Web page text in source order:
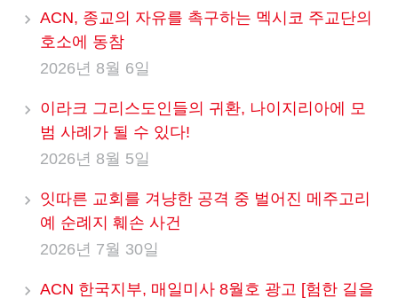
ACN, 종교의 자유를 촉구하는 멕시코 주교단의
호소에 동참
2026년 8월 6일
이라크 그리스도인들의 귀환, 나이지리아에 모
범 사례가 될 수 있다!
2026년 8월 5일
잇따른 교회를 겨냥한 공격 중 벌어진 메주고리
예 순례지 훼손 사건
2026년 7월 30일
ACN 한국지부, 매일미사 8월호 광고 [험한 길을